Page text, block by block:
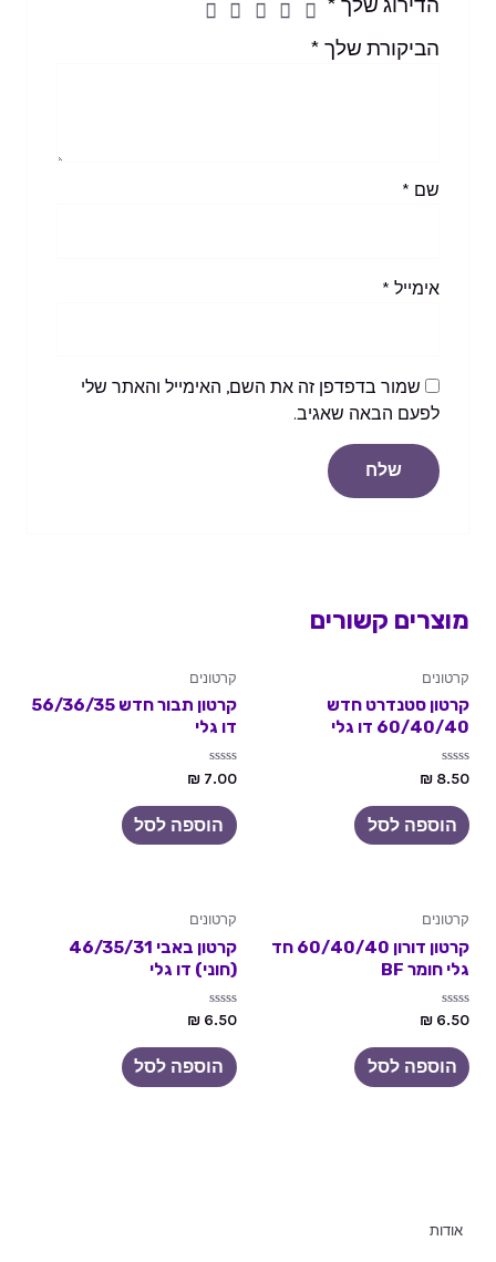
הדירוג שלך *
הביקורת שלך *
שם *
אימייל *
שמור בדפדפן זה את השם, האימייל והאתר שלי
לפעם הבאה שאגיב.
מוצרים קשורים
קרטונים
קרטון סטנדרט חדש
60/40/40 דו גלי
דורג
מתוך
5
₪ 8.50
הוספה לסל
קרטונים
קרטון תבור חדש 56/36/35
דו גלי
דורג
מתוך
5
₪ 7.00
הוספה לסל
קרטונים
קרטון דורון 60/40/40 חד
גלי חומר BF
דורג
מתוך
5
₪ 6.50
הוספה לסל
קרטונים
קרטון באבי 46/35/31
(חוני) דו גלי
דורג
מתוך
5
₪ 6.50
הוספה לסל
אודות